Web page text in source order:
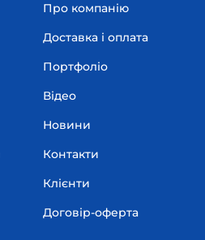
Про компанію
Доставка і оплата
Портфоліо
Відео
Новини
Контакти
Клієнти
Договір-оферта